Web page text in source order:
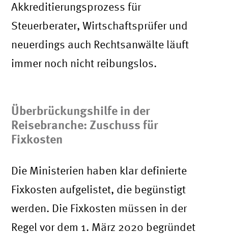
Akkreditierungsprozess für
Steuerberater, Wirtschaftsprüfer und
neuerdings auch Rechtsanwälte läuft
immer noch nicht reibungslos.
Überbrückungshilfe in der
Reisebranche: Zuschuss für
Fixkosten
Die Ministerien haben klar definierte
Fixkosten aufgelistet, die begünstigt
werden. Die Fixkosten müssen in der
Regel vor dem 1. März 2020 begründet